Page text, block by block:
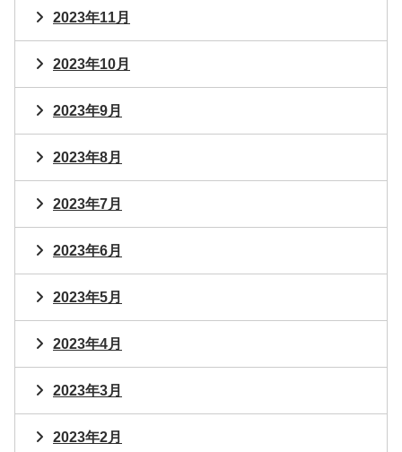
2023年11月
2023年10月
2023年9月
2023年8月
2023年7月
2023年6月
2023年5月
2023年4月
2023年3月
2023年2月